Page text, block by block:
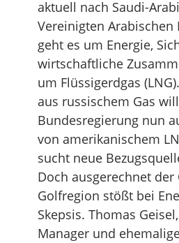
aktuell nach Saudi-
Vereinigten Arabischen
geht es um Energie,
wirtschaftliche
um Flüssigerdgas
aus russischem Gas
Bundesregierung nun
von amerikanischem
sucht neue
Doch ausgerechnet
Golfregion stößt bei
Skepsis. Thomas
Manager und